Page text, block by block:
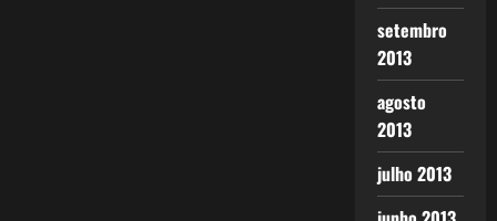
setembro
2013
agosto
2013
julho 2013